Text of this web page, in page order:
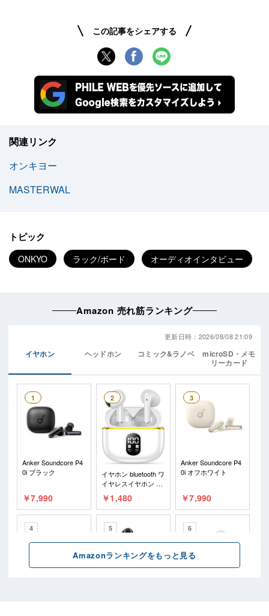
この記事をシェアする
関連リンク
オンキヨー
MASTERWAL
トピック
ONKYO ラック/ボード オーディオインタビュー